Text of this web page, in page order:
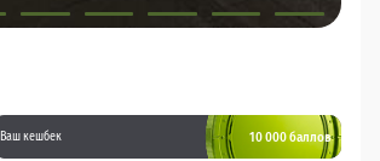
Ваш кешбек 10 000 баллов